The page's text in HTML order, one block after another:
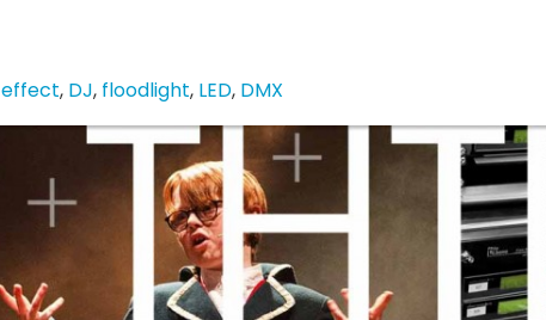
effect, DJ, floodlight, LED, DMX